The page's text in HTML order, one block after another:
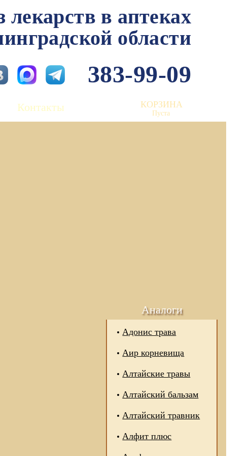
лекарств в аптеках
области
383-99-09
Контакты КОРЗИНА
Пуста
Аналоги
Адонис трава
Аир корневища
Алтайские травы
Алтайский бальзам
Алтайский травник
Алфит плюс